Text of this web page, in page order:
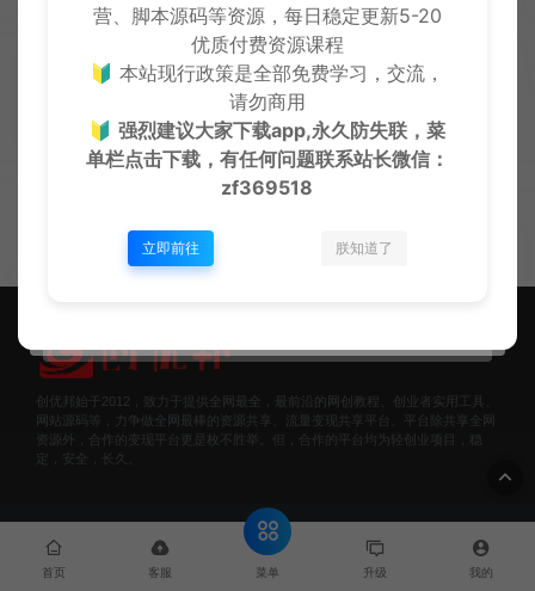
创优邦始于2012，致力于提供全网最全，最前沿的网创教程、创业者实用工具、
网站源码等，力争做全网最棒的资源共享、流量变现共享平台。平台除共享全网
资源外，合作的变现平台更是枚不胜举。但，合作的平台均为轻创业项目，稳
定，安全，长久。
© 2013-2023 创优邦 - zhaishanghui.cn & WordPress Theme. All
rights reserved
网站地图 豫ICP备2022007609号
首页 客服 菜单 升级 我的
营、脚本源码等资源，每日稳定更新5-20
优质付费资源课程
🔰 本站现行政策是全部免费学习，交流，
请勿商用
🔰强烈建议大家下载app,永久防失联，菜
单栏点击下载，有任何问题联系站长微信：
zf369518
立即前往 朕知道了